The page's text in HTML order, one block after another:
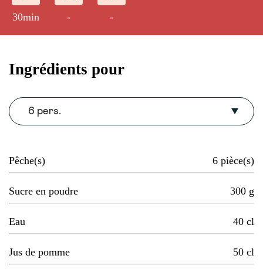
30min - -
Ingrédients pour
6 pers.
Pêche(s) 6 pièce(s)
Sucre en poudre 300 g
Eau 40 cl
Jus de pomme 50 cl